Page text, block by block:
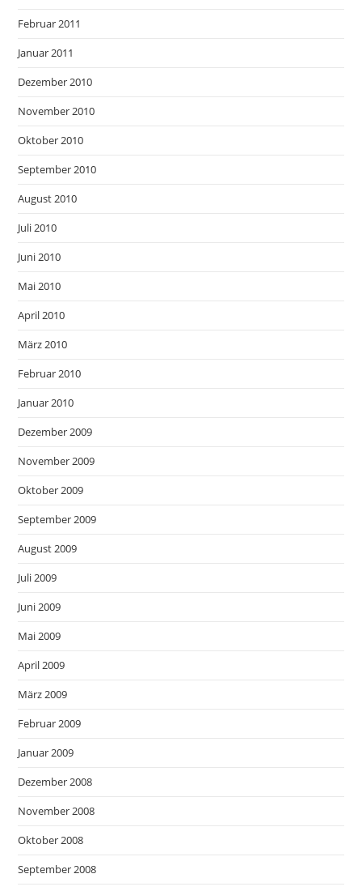
Februar 2011
Januar 2011
Dezember 2010
November 2010
Oktober 2010
September 2010
August 2010
Juli 2010
Juni 2010
Mai 2010
April 2010
März 2010
Februar 2010
Januar 2010
Dezember 2009
November 2009
Oktober 2009
September 2009
August 2009
Juli 2009
Juni 2009
Mai 2009
April 2009
März 2009
Februar 2009
Januar 2009
Dezember 2008
November 2008
Oktober 2008
September 2008